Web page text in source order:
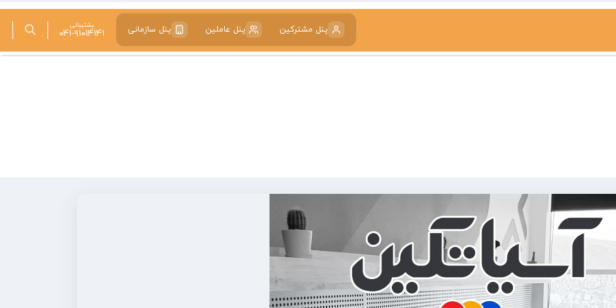
پنل مشترکین پنل عاملین پنل سازمانی پشتیبانی
۰۴۱-۹۱۰۱۴۱۴۱